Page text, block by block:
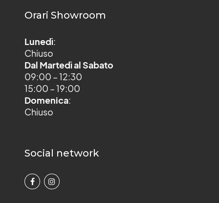
Orari Showroom
Lunedì:
Chiuso
Dal Martedì al Sabato
09:00 – 12:30
15:00 – 19:00
Domenica:
Chiuso
Social network